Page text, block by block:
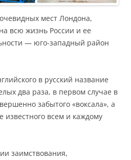
мест Лондона,
всю жизнь России и ее
— юго-западный район
в русский название
два раза, в первом случае в
забытого «воксала», а
известного всем и каждому
заимствования,